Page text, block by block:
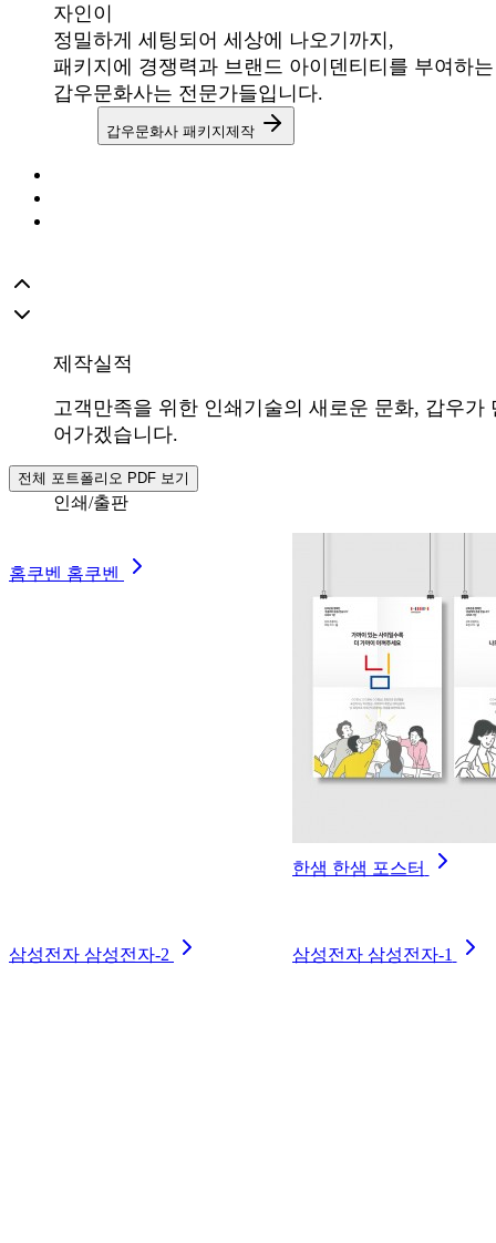
자인이
정밀하게 세팅되어 세상에 나오기까지,
패키지에 경쟁력과 브랜드 아이덴티티를 부여하는
갑우문화사는 전문가들입니다.
갑우문화사 패키지제작
제작실적
고객만족을 위한 인쇄기술의 새로운 문화, 갑우가
어가겠습니다.
전체 포트폴리오 PDF 보기
인쇄/출판
홈쿠벤 홈쿠벤
한샘 한샘 포스터
삼성전자 삼성전자-2 삼성전자 삼성전자-1